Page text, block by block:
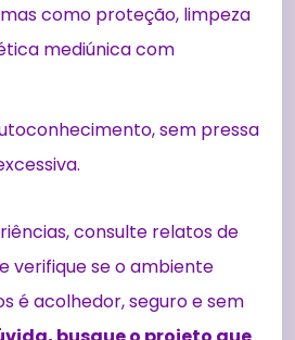
como proteção, limpeza
mediúnica com
sem pressa
consulte relatos de
verifique se o ambiente
é acolhedor, seguro e sem